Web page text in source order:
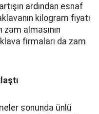
ardından esnaf
kilogram fiyatı
zam almasının
firmaları da zam
sonunda ünlü